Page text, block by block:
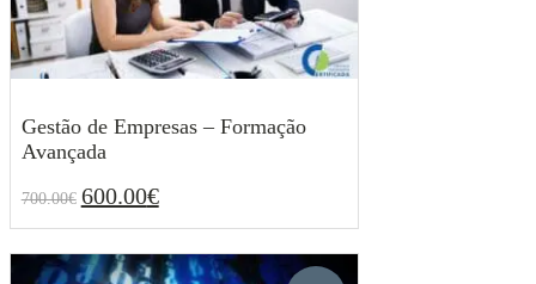
Gestão de Empresas – Formação
Avançada
700.00€ O
preço
original
era:
700.00€.
600.00€O
preço
atual
é:
600.00€.
700.00